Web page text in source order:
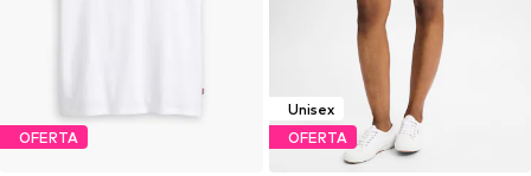
OFERTA
Unisex
OFERTA